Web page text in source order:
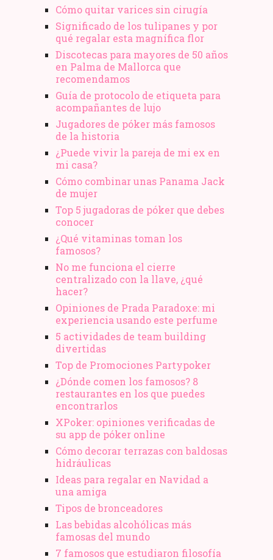
Cómo quitar varices sin cirugía
Significado de los tulipanes y por
qué regalar esta magnífica flor
Discotecas para mayores de 50 años
en Palma de Mallorca que
recomendamos
Guía de protocolo de etiqueta para
acompañantes de lujo
Jugadores de póker más famosos
de la historia
¿Puede vivir la pareja de mi ex en
mi casa?
Cómo combinar unas Panama Jack
de mujer
Top 5 jugadoras de póker que debes
conocer
¿Qué vitaminas toman los
famosos?
No me funciona el cierre
centralizado con la llave, ¿qué
hacer?
Opiniones de Prada Paradoxe: mi
experiencia usando este perfume
5 actividades de team building
divertidas
Top de Promociones Partypoker
¿Dónde comen los famosos? 8
restaurantes en los que puedes
encontrarlos
XPoker: opiniones verificadas de
su app de póker online
Cómo decorar terrazas con baldosas
hidráulicas
Ideas para regalar en Navidad a
una amiga
Tipos de bronceadores
Las bebidas alcohólicas más
famosas del mundo
7 famosos que estudiaron filosofía